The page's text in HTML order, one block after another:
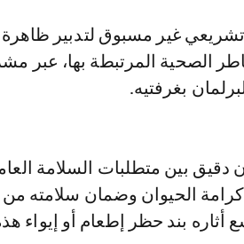
الصحية المرتبطة بها، عبر
دقيق بين متطلبات السلامة
الحيوان وضمان سلامته
بند حظر إطعام أو إيواء